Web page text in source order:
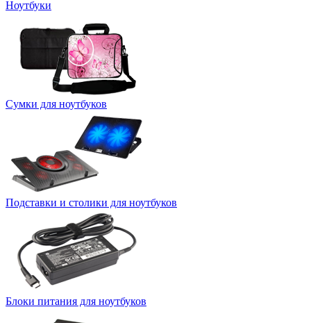
Ноутбуки
Сумки для ноутбуков
Подставки и столики для ноутбуков
Блоки питания для ноутбуков